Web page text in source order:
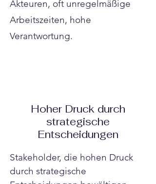
Akteuren, oft unregelmäßige
Arbeitszeiten, hohe
Verantwortung.
Hoher Druck durch
strategische
Entscheidungen
Stakeholder, die hohen Druck
durch strategische